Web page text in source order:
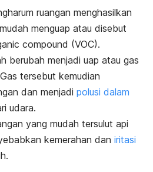
ruangan menghasilkan
menguap atau disebut
compound (VOC).
berubah menjadi uap atau gas
tersebut kemudian
dan menjadi polusi dalam
udara.
yang mudah tersulut api
kemerahan dan iritasi